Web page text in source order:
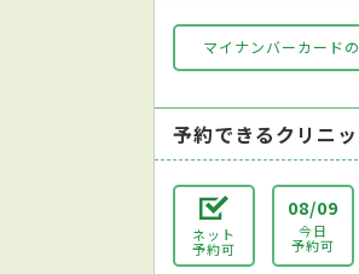
マイナンバーカード
予約できるクリニ
ネット
予約可
08/09
今日
予約可